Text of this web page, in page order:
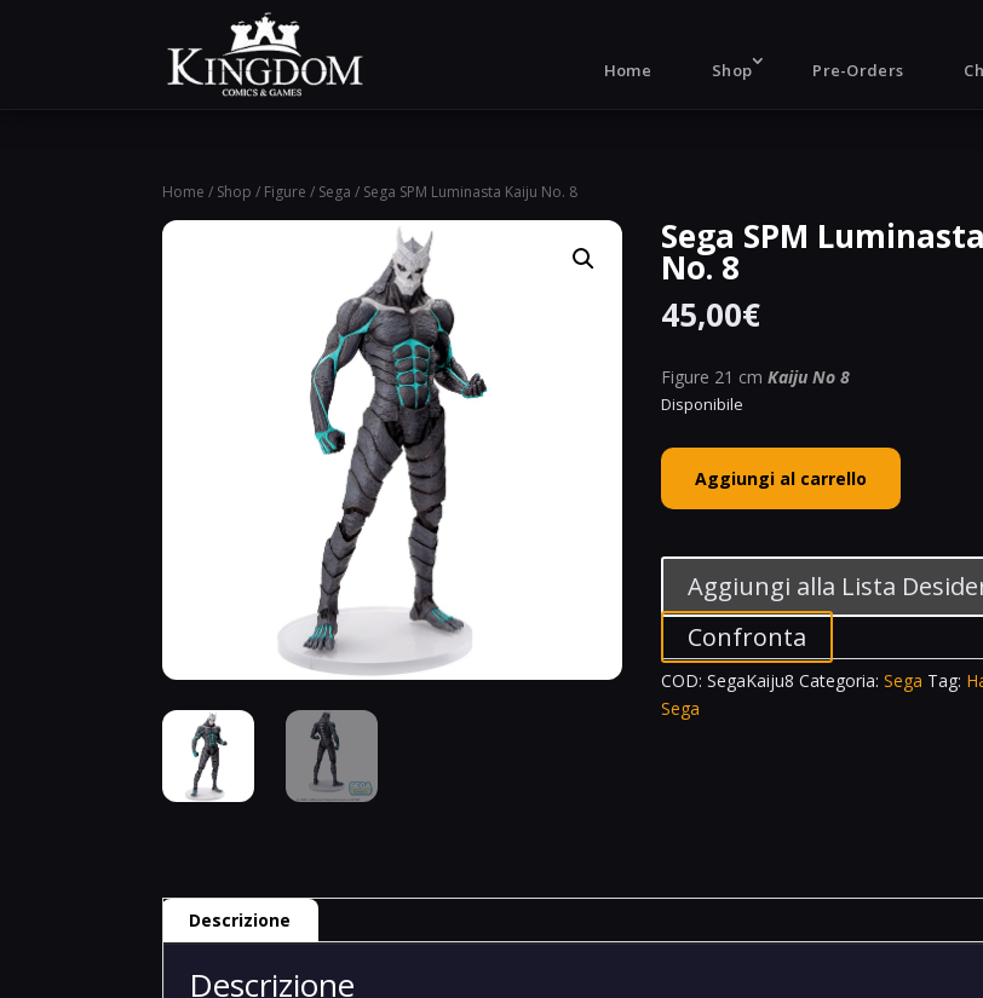
Home Shop Pre-Orders
Home / Shop / Figure / Sega / Sega SPM Luminasta Kaiju No. 8
Sega SPM
No. 8
45,00€
Figure 21 cmKaiju No 8
Disponibile
Sega
SPM
Luminasta
quantità
Aggiungi al carrello
Aggiungi alla Lista
Confronta
COD:SegaKaiju8 Categoria:Sega Tag:
Sega
Descrizione
Descrizione